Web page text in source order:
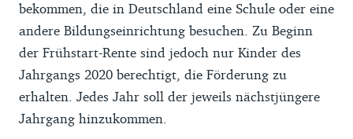
bekommen, die in Deutschland eine Schule oder eine
andere Bildungseinrichtung besuchen. Zu Beginn
der Frühstart-Rente sind jedoch nur Kinder des
Jahrgangs 2020 berechtigt, die Förderung zu
erhalten. Jedes Jahr soll der jeweils nächstjüngere
Jahrgang hinzukommen.